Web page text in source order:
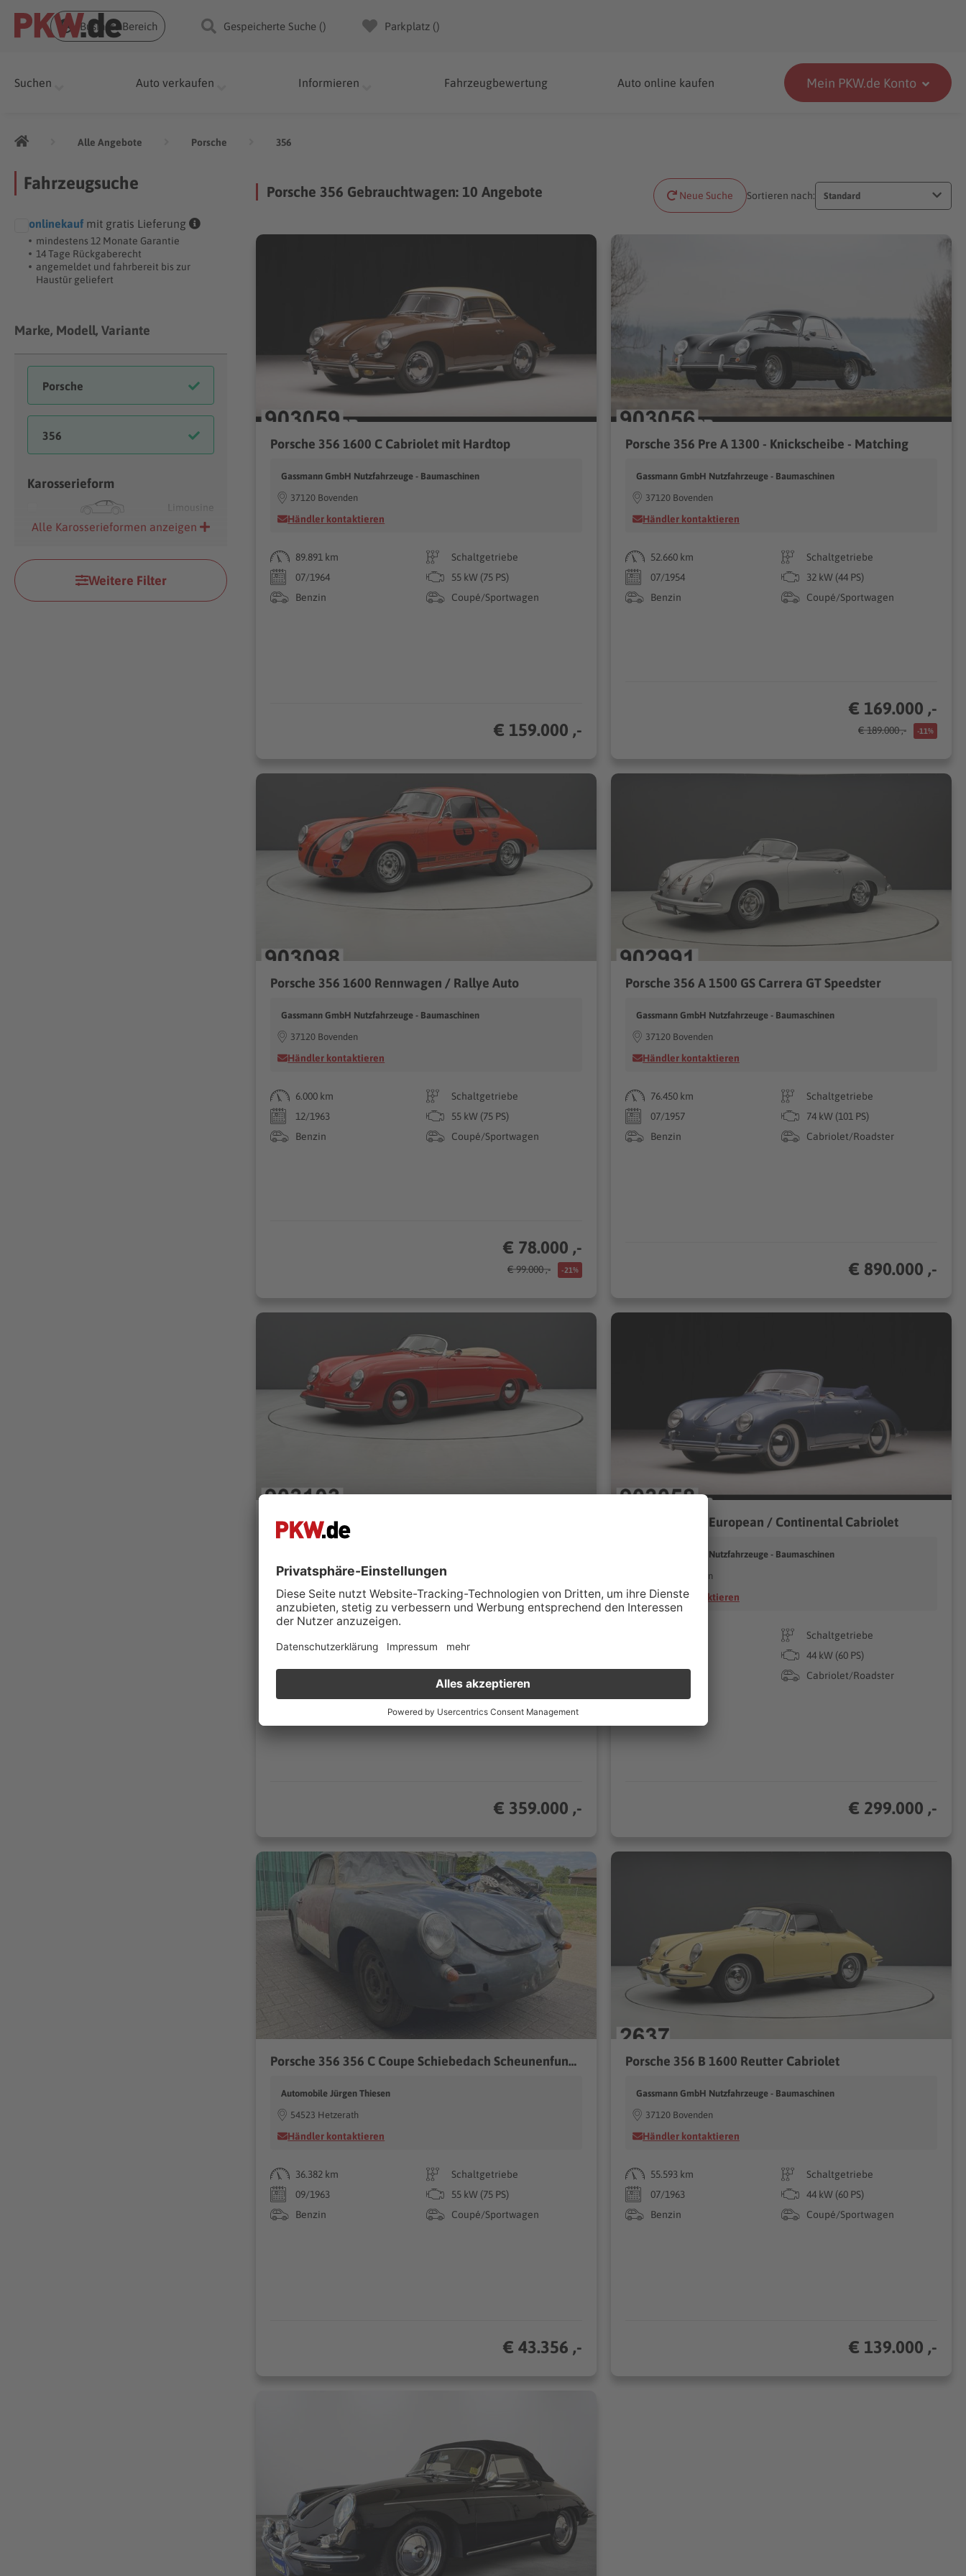
Business Bereich Gespeicherte Suche () Parkplatz ()
Suchen Auto verkaufen Informieren Fahrzeugbewertung Auto online kaufen Mein PKW.de Konto
Alle Angebote Porsche 356
Fahrzeugsuche
onlinekauf mit gratis Lieferung
mindestens 12 Monate Garantie
14 Tage Rückgaberecht
angemeldet und fahrbereit bis zur
Haustür geliefert
Marke, Modell, Variante
Karosserieform
Limousine
Alle Karosserieformen anzeigen
Weitere Filter
Porsche 356 Gebrauchtwagen: 10 Angebote Neue Suche Sortieren nach: Standard
Porsche 356 1600 C Cabriolet mit Hardtop
Gassmann GmbH Nutzfahrzeuge - Baumaschinen
37120 Bovenden
Händler kontaktieren
89.891 km
Schaltgetriebe
07/1964
55 kW (75 PS)
Benzin
Coupé/Sportwagen
€ 159.000 ,-
Porsche 356 Pre A 1300 - Knickscheibe - Matching
Gassmann GmbH Nutzfahrzeuge - Baumaschinen
37120 Bovenden
Händler kontaktieren
52.660 km
Schaltgetriebe
07/1954
32 kW (44 PS)
Benzin
Coupé/Sportwagen
€ 169.000 ,-
€ 189.000 ,- -11%
Porsche 356 1600 Rennwagen / Rallye Auto
Gassmann GmbH Nutzfahrzeuge - Baumaschinen
37120 Bovenden
Händler kontaktieren
6.000 km
Schaltgetriebe
12/1963
55 kW (75 PS)
Benzin
Coupé/Sportwagen
€ 78.000 ,-
€ 99.000 ,- -21%
Porsche 356 A 1500 GS Carrera GT Speedster
Gassmann GmbH Nutzfahrzeuge - Baumaschinen
37120 Bovenden
Händler kontaktieren
76.450 km
Schaltgetriebe
07/1957
74 kW (101 PS)
Benzin
Cabriolet/Roadster
€ 890.000 ,-
37120 Bovenden
Händler kontaktieren
€ 359.000 ,-
Porsche 356 A European / Continental Cabriolet
Gassmann GmbH Nutzfahrzeuge - Baumaschinen
37120 Bovenden
Händler kontaktieren
Schaltgetriebe
44 kW (60 PS)
Cabriolet/Roadster
€ 299.000 ,-
Porsche 356 356 C Coupe Schiebedach Scheunenfund abg seit 1975
Automobile Jürgen Thiesen
54523 Hetzerath
Händler kontaktieren
36.382 km
Schaltgetriebe
09/1963
55 kW (75 PS)
Benzin
Coupé/Sportwagen
€ 43.356 ,-
Porsche 356 B 1600 Reutter Cabriolet
Gassmann GmbH Nutzfahrzeuge - Baumaschinen
37120 Bovenden
Händler kontaktieren
55.593 km
Schaltgetriebe
07/1963
44 kW (60 PS)
Benzin
Coupé/Sportwagen
€ 139.000 ,-